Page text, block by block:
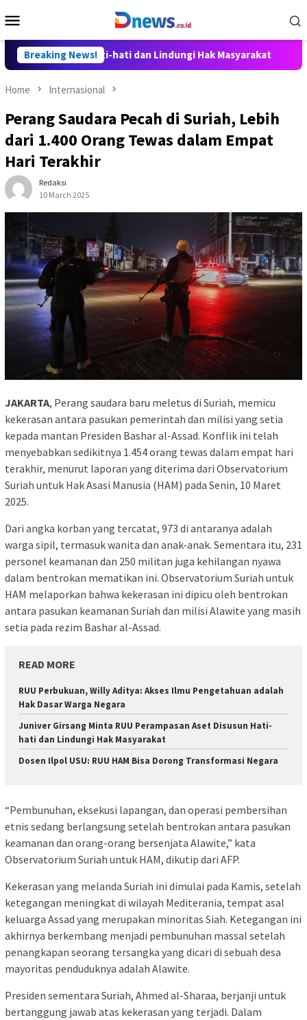
to
Menu
Breaking News!
Hati-hati dan Lindungi Hak Masyarakat Dosen
Home Internasional
Perang Saudara Pecah di Suriah, Lebih
dari 1.400 Orang Tewas dalam Empat
Hari Terakhir
Redaksi
10 March 2025
JAKARTA, Perang saudara baru meletus di Suriah, memicu
kekerasan antara pasukan pemerintah dan milisi yang setia
kepada mantan Presiden Bashar al-Assad. Konflik ini telah
menyebabkan sedikitnya 1.454 orang tewas dalam empat hari
terakhir, menurut laporan yang diterima dari Observatorium
Suriah untuk Hak Asasi Manusia (HAM) pada Senin, 10 Maret
2025.
Dari angka korban yang tercatat, 973 di antaranya adalah
warga sipil, termasuk wanita dan anak-anak. Sementara itu, 231
personel keamanan dan 250 militan juga kehilangan nyawa
dalam bentrokan mematikan ini. Observatorium Suriah untuk
HAM melaporkan bahwa kekerasan ini dipicu oleh bentrokan
antara pasukan keamanan Suriah dan milisi Alawite yang masih
setia pada rezim Bashar al-Assad.
READ MORE
RUU Perbukuan, Willy Aditya: Akses Ilmu Pengetahuan adalah
Hak Dasar Warga Negara
Juniver Girsang Minta RUU Perampasan Aset Disusun Hati-
hati dan Lindungi Hak Masyarakat
Dosen Ilpol USU: RUU HAM Bisa Dorong Transformasi Negara
“Pembunuhan, eksekusi lapangan, dan operasi pembersihan
etnis sedang berlangsung setelah bentrokan antara pasukan
keamanan dan orang-orang bersenjata Alawite,” kata
Observatorium Suriah untuk HAM, dikutip dari AFP.
Kekerasan yang melanda Suriah ini dimulai pada Kamis, setelah
ketegangan meningkat di wilayah Mediterania, tempat asal
keluarga Assad yang merupakan minoritas Siah. Ketegangan ini
akhirnya berkembang menjadi pembunuhan massal setelah
penangkapan seorang tersangka yang dicari di sebuah desa
mayoritas penduduknya adalah Alawite.
Presiden sementara Suriah, Ahmed al-Sharaa, berjanji untuk
bertanggung jawab atas kekerasan yang terjadi. Dalam